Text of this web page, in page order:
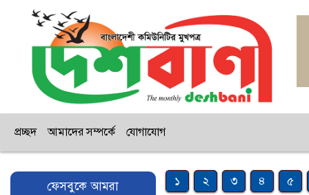
প্রচ্ছদ আমাদের সম্পর্কে যোগাযোগ
ফেসবুকে আমরা ১ ২ ৩ ৪
৫